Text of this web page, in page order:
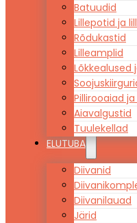
Batuudid
Lillepotid ja
Rõdukastid
Lilleamplid
Pillirooaiad
Aiavalgustid
Tuulekellad
ELUTUBA
Diivanid
Diivanilauad
Järid